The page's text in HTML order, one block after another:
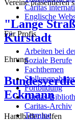
Vereine präsentieren
"Lange
Kurstadt
Ehrung
Eckmann
Handballer helfen
Caritas
Englische
Für Profis
Arbeiten bei
Soziale Berufe
Fachthemen
Fortbildung
Caritas-
Caritas-Archiv
Termine